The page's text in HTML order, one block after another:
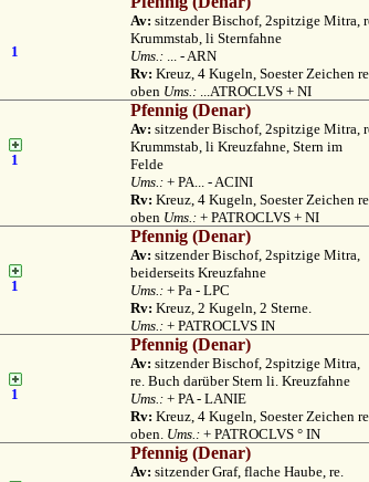
1
Av: sitzender Bischof, 2spitzige Mitra,
Krummstab, li Sternfahne
Ums.: ... - ARN
Rv: Kreuz, 4 Kugeln, Soester Zeichen
oben Ums.: ...ATROCLVS + NI
1
Pfennig (Denar)
Av: sitzender Bischof, 2spitzige Mitra,
Krummstab, li Kreuzfahne, Stern im
Felde
Ums.: + PA... - ACINI
Rv: Kreuz, 4 Kugeln, Soester Zeichen
oben Ums.: + PATROCLVS + NI
1
Pfennig (Denar)
Av: sitzender Bischof, 2spitzige Mitra,
beiderseits Kreuzfahne
Ums.: + Pa - LPC
Rv: Kreuz, 2 Kugeln, 2 Sterne.
Ums.: + PATROCLVS IN
1
Pfennig (Denar)
Av: sitzender Bischof, 2spitzige Mitra,
re. Buch darüber Stern li. Kreuzfahne
Ums.: + PA - LANIE
Rv: Kreuz, 4 Kugeln, Soester Zeichen
oben. Ums.: + PATROCLVS ° IN
Pfennig (Denar)
Av: sitzender Graf, flache Haube, re.